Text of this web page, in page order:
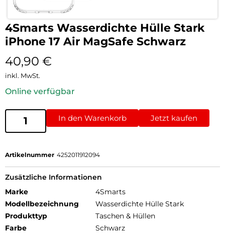
4Smarts Wasserdichte Hülle Stark
iPhone 17 Air MagSafe Schwarz
40,90 €
inkl. MwSt.
Online verfügbar
In den Warenkorb Jetzt kaufen
Artikelnummer 4252011912094
Zusätzliche Informationen
Marke
4Smarts
Modellbezeichnung
Wasserdichte Hülle Stark
Produkttyp
Taschen & Hüllen
Farbe
Schwarz